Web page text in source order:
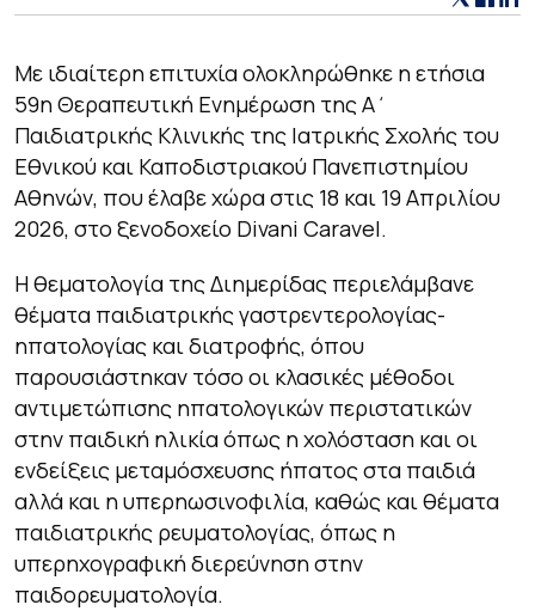
Με ιδιαίτερη επιτυχία ολοκληρώθηκε η ετήσια
59η Θεραπευτική Ενημέρωση της Α΄
Παιδιατρικής Κλινικής της Ιατρικής Σχολής του
Εθνικού και Καποδιστριακού Πανεπιστημίου
Αθηνών, που έλαβε χώρα στις 18 και 19 Απριλίου
2026, στο ξενοδοχείο Divani Caravel.
Η θεματολογία της Διημερίδας περιελάμβανε
θέματα παιδιατρικής γαστρεντερολογίας-
ηπατολογίας και διατροφής, όπου
παρουσιάστηκαν τόσο οι κλασικές μέθοδοι
αντιμετώπισης ηπατολογικών περιστατικών
στην παιδική ηλικία όπως η χολόσταση και οι
ενδείξεις μεταμόσχευσης ήπατος στα παιδιά
αλλά και η υπερηωσινοφιλία, καθώς και θέματα
παιδιατρικής ρευματολογίας, όπως η
υπερηχογραφική διερεύνηση στην
παιδορευματολογία.